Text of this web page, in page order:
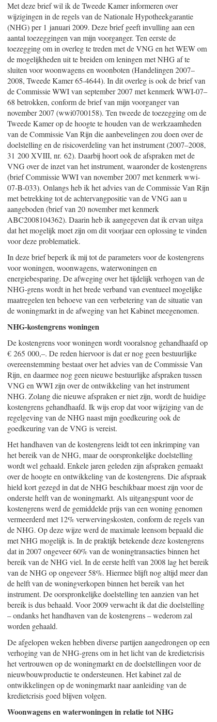
Met deze brief wil ik de Tweede Kamer informeren over
wijzigingen in de regels van de Nationale Hypotheekgarantie
(NHG) per 1 januari 2009. Deze brief geeft invulling aan een
aantal toezeggingen van mijn voorganger. Ten eerste de
toezegging om in overleg te treden met de VNG en het WEW om
de mogelijkheden uit te breiden om leningen met NHG af te
sluiten voor woonwagens en woonboten (Handelingen 2007–
2008, Tweede Kamer 65-4644). In dit overleg is ook de brief van
de Commissie WWI van september 2007 met kenmerk WWI-07–
68 betrokken, conform de brief van mijn voorganger van
november 2007 (wwi0700158). Ten tweede de toezegging om de
Tweede Kamer op de hoogte te houden van de werkzaamheden
van de Commissie Van Rijn die aanbevelingen zou doen over de
doelstelling en de risicoverdeling van het instrument (2007–2008,
31 200 XVIII, nr. 62). Daarbij hoort ook de afspraken met de
VNG over de inzet van het instrument, waaronder de kostengrens
(brief Commissie WWI van november 2007 met kenmerk wwi-
07-B-033). Onlangs heb ik het advies van de Commissie Van Rijn
met betrekking tot de achtervangpositie van de VNG aan u
aangeboden (brief van 20 november met kenmerk
ABC2008104362). Daarin heb ik aangegeven dat ik ervan uitga
dat het mogelijk moet zijn om dit voorjaar een oplossing te vinden
voor deze problematiek.
In deze brief beperk ik mij tot de parameters voor de kostengrens
voor woningen, woonwagens, waterwoningen en
energiebesparing. De afweging over het tijdelijk verhogen van de
NHG-grens wordt in het brede verband van eventueel mogelijke
maatregelen ten behoeve van een verbetering van de situatie van
de woningmarkt in de afweging van het Kabinet meegenomen.
NHG-kostengrens woningen
De kostengrens voor woningen wordt vooralsnog gehandhaafd op
€ 265 000,–. De reden hiervoor is dat er nog geen bestuurlijke
overeenstemming bestaat over het advies van de Commissie Van
Rijn, en daarmee nog geen nieuwe bestuurlijke afspraken tussen
VNG en WWI zijn over de ontwikkeling van het instrument
NHG. Zolang die nieuwe afspraken er niet zijn, wordt de huidige
kostengrens gehandhaafd. Ik wijs erop dat voor wijziging van de
regelgeving van de NHG naast mijn goedkeuring ook de
goedkeuring van de VNG is vereist.
Het handhaven van de kostengrens leidt tot een inkrimping van
het bereik van de NHG, maar de oorspronkelijke doelstelling
wordt wel gehaald. Enkele jaren geleden zijn afspraken gemaakt
over de hoogte en ontwikkeling van de kostengrens. Die afspraak
hield kort gezegd in dat de NHG beschikbaar moest zijn voor de
onderste helft van de woningmarkt. Als uitgangspunt voor de
kostengrens werd de gemiddelde prijs van een woning genomen
vermeerderd met 12% verwervingskosten, conform de regels van
de NHG. Op deze wijze werd de maximale leensom bepaald die
met NHG mogelijk is. In de praktijk betekende deze kostengrens
dat in 2007 ongeveer 60% van de woningtransacties binnen het
bereik van de NHG viel. In de eerste helft van 2008 lag het bereik
van de NHG op ongeveer 58%. Hiermee blijft nog altijd meer dan
de helft van de woningverkopen binnen het bereik van het
instrument. De oorspronkelijke doelstelling ten aanzien van het
bereik is dus behaald. Voor 2009 verwacht ik dat die doelstelling
– ondanks het handhaven van de kostengrens – wederom zal
worden gehaald.
De afgelopen weken hebben diverse partijen aangedrongen op een
verhoging van de NHG-grens om in het licht van de kredietcrisis
het vertrouwen op de woningmarkt en de doelstellingen voor de
nieuwbouwproductie te ondersteunen. Het kabinet zal de
ontwikkelingen op de woningmarkt naar aanleiding van de
kredietcrisis goed blijven volgen.
Woonwagens en waterwoningen in relatie tot NHG